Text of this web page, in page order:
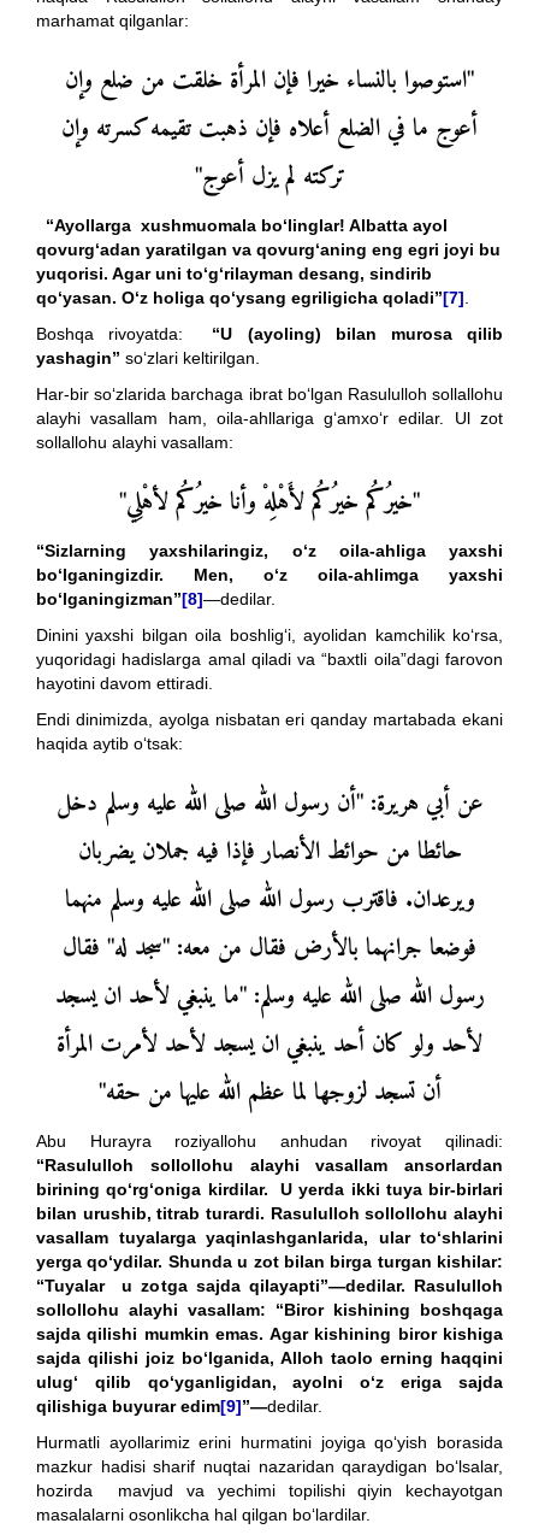
marhamat qilganlar:
"استوصوا بالنساء خيرا فإن المرأة خلقت من ضلع وإن
أعوج ما في الضلع أعلاه فإن ذهبت تقيمه كسرته وإن
تركته لم يزل أعوج"
“Ayollarga xushmuomala bo‘linglar! Albatta ayol
qovurg‘adan yaratilgan va qovurg‘aning eng egri joyi bu
yuqorisi. Agar uni to‘g‘rilayman desang, sindirib
qo‘yasan. O‘z holiga qo‘ysang egriligicha qoladi”[7]
Boshqa rivoyatda: “U (ayoling) bilan murosa qilib
yashagin” so‘zlari keltirilgan.
Har-bir so‘zlarida barchaga ibrat bo‘lgan Rasululloh sollallohu
alayhi vasallam ham, oila-ahllariga g‘amxo‘r edilar. Ul zot
sollallohu alayhi vasallam:
"خيرُكُم خيرُكُم لأَهْلِهْ وأنا خيرُكُم لأهْلِي"
“Sizlarning yaxshilaringiz, o‘z oila-ahliga yaxshi
bo‘lganingizdir. Men, o‘z oila-ahlimga yaxshi
bo‘lganingizman”[8]—dedilar.
Dinini yaxshi bilgan oila boshlig‘i, ayolidan kamchilik ko‘rsa,
yuqoridagi hadislarga amal qiladi va “baxtli oila”dagi farovon
hayotini davom ettiradi.
Endi dinimizda, ayolga nisbatan eri qanday martabada ekani
haqida aytib o‘tsak:
عن أبي هريرة: "أن رسول الله صلى الله عليه وسلم دخل
حائطا من حوائط الأنصار فإذا فيه جملان يضربان
ويرعدان. فاقترب رسول الله صلى الله عليه وسلم منهما
فوضعا جرانهما بالأرض فقال من معه: "سجد له" فقال
رسول الله صلى الله عليه وسلم: "ما ينبغي لأحد ان يسجد
لأحد ولو كان أحد ينبغي ان يسجد لأحد لأمرت المرأة
أن تسجد لزوجها لما عظم الله عليها من حقه"
Abu Hurayra roziyallohu anhudan rivoyat qilinadi:
“Rasululloh sollollohu alayhi vasallam ansorlardan
birining qo‘rg‘oniga kirdilar. U yerda ikki tuya bir-birlari
bilan urushib, titrab turardi. Rasululloh sollollohu alayhi
vasallam tuyalarga yaqinlashganlarida, ular to‘shlarini
yerga qo‘ydilar. Shunda u zot bilan birga turgan kishilar:
“Tuyalar u zotga sajda qilayapti”—dedilar. Rasululloh
sollollohu alayhi vasallam: “Biror kishining boshqaga
sajda qilishi mumkin emas. Agar kishining biror kishiga
sajda qilishi joiz bo‘lganida, Alloh taolo erning haqqini
ulug‘ qilib qo‘yganligidan, ayolni o‘z eriga sajda
qilishiga buyurar edim[9]”—dedilar.
Hurmatli ayollarimiz erini hurmatini joyiga qo‘yish borasida
mazkur hadisi sharif nuqtai nazaridan qaraydigan bo‘lsalar,
hozirda mavjud va yechimi topilishi qiyin kechayotgan
masalalarni osonlikcha hal qilgan bo‘lardilar.